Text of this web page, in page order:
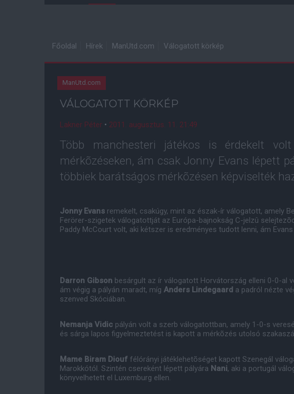
Főoldal Hírek ManUtd.com Válogatott körkép
ManUtd.com
VÁLOGATOTT KÖRKÉP
Lakner Péter • 2011. augusztus. 11. 21:49
Több manchesteri játékos is érdekelt
mérkõzéseken, ám csak Jonny Evans lépett
többiek barátságos mérkõzésen képviselték
Jonny Evans remekelt, csakúgy, mint az észak-ír válogatott, amely
Ferörer-szigetek válogatottját az Európa-bajnokság C-jelzû
Paddy McCourt volt, aki kétszer is eredményes tudott lenni, ám
Darron Gibson besárgult az ír válogatott Horvátország elleni 0-0-al
ám végig a pályán maradt, míg Anders Lindegaard a padról nézte
szenved Skóciában.
Nemanja Vidic pályán volt a szerb válogatottban, amely 1-0-s
és sárga lapos figyelmeztetést is kapott a mérkõzés utolsó
Mame Biram Diouf félórányi játéklehetõséget kapott Szenegál
Marokkótól. Szintén csereként lépett pályára Nani, aki a portugál
könyvelhetett el Luxemburg ellen.